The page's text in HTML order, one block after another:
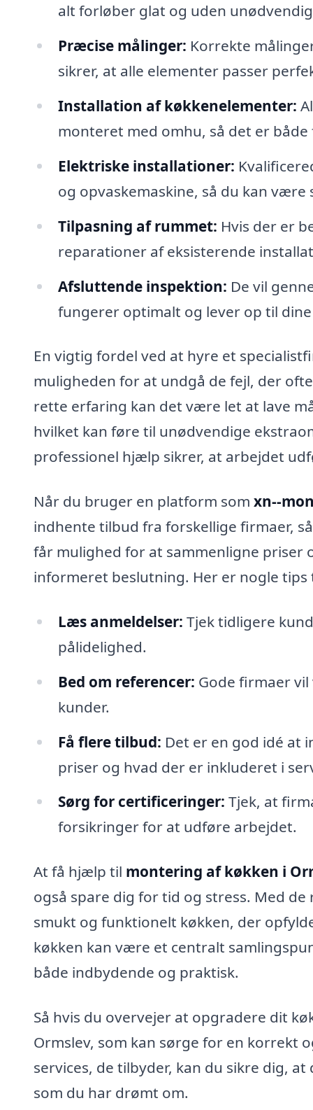
alt forløber glat og uden
Præcise målinger: Korrekte
sikrer, at alle elementer passer
Installation af køkkenelementer:
monteret med omhu, så det er
Elektriske installationer:
og opvaskemaskine, så du kan
Tilpasning af rummet: Hvis der er
reparationer af eksisterende
Afsluttende inspektion: De vil
fungerer optimalt og lever op til
En vigtig fordel ved at hyre et
muligheden for at undgå de fejl, der
rette erfaring kan det være let at lave
hvilket kan føre til unødvendige
professionel hjælp sikrer, at arbejdet
Når du bruger en platform som xn--
indhente tilbud fra forskellige firmaer,
får mulighed for at sammenligne
informeret beslutning. Her er nogle
Læs anmeldelser: Tjek tidligere
pålidelighed.
Bed om referencer: Gode firmaer
kunder.
Få flere tilbud: Det er en god idé at
priser og hvad der er inkluderet i
Sørg for certificeringer: Tjek, at
forsikringer for at udføre arbejdet.
At få hjælp til montering af køkken i
også spare dig for tid og stress. Med
smukt og funktionelt køkken, der
køkken kan være et centralt
både indbydende og praktisk.
Så hvis du overvejer at opgradere dit
Ormslev, som kan sørge for en korrekt
services, de tilbyder, kan du sikre dig,
som du har drømt om.